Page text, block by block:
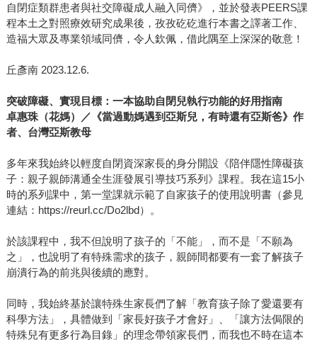
自閉症類群患者與社交障礙成人融入同儕》，並於發表PEERS課
程本土之對照療效研究成果後，孜孜矻矻進行本書之譯著工作、
造福大眾及專業領域同儕，令人欽佩，借此隅至上深深的敬意！
丘彥南 2023.12.6.
突破障礙、實現目標：一本協助自閉兒執行功能的好用指南
卓惠珠（花媽）／《當過動媽遇到亞斯兒，有時還有亞斯爸》作
者、台灣亞斯教母
多年來我始終以輕度自閉資深家長的身分開設《陪伴隱性障礙孩
子：親子親師溝通全生涯發展引導技巧系列》課程。我在這15小
時的系列課中，第一堂課就示範了自家孩子的使用說明書（參見
連結：https://reurl.cc/Do2lbd）。
於該課程中，我不但說明了孩子的「不能」，而不是「不願為
之」，也說明了有特殊需求的孩子，親師間都要有一套了解孩子
崩潰行為的前兆與後續的應對。
同時，我始終基於讓特殊生家長們了解「教育孩子除了愛還要有
科學方法」，具體做到「家長好孩子才會好」、「讓方法侷限的
特殊兒有更多行為目錄」的理念帶領家長們，而我也不時在這本